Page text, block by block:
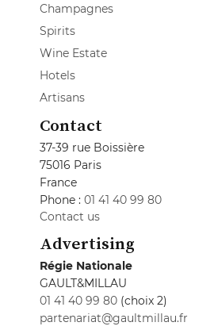
Champagnes
Spirits
Wine Estate
Hotels
Artisans
Contact
37-39 rue Boissière
75016 Paris
France
Phone : 01 41 40 99 80
Contact us
Advertising
Régie Nationale
GAULT&MILLAU
01 41 40 99 80 (choix 2)
partenariat@gaultmillau.fr